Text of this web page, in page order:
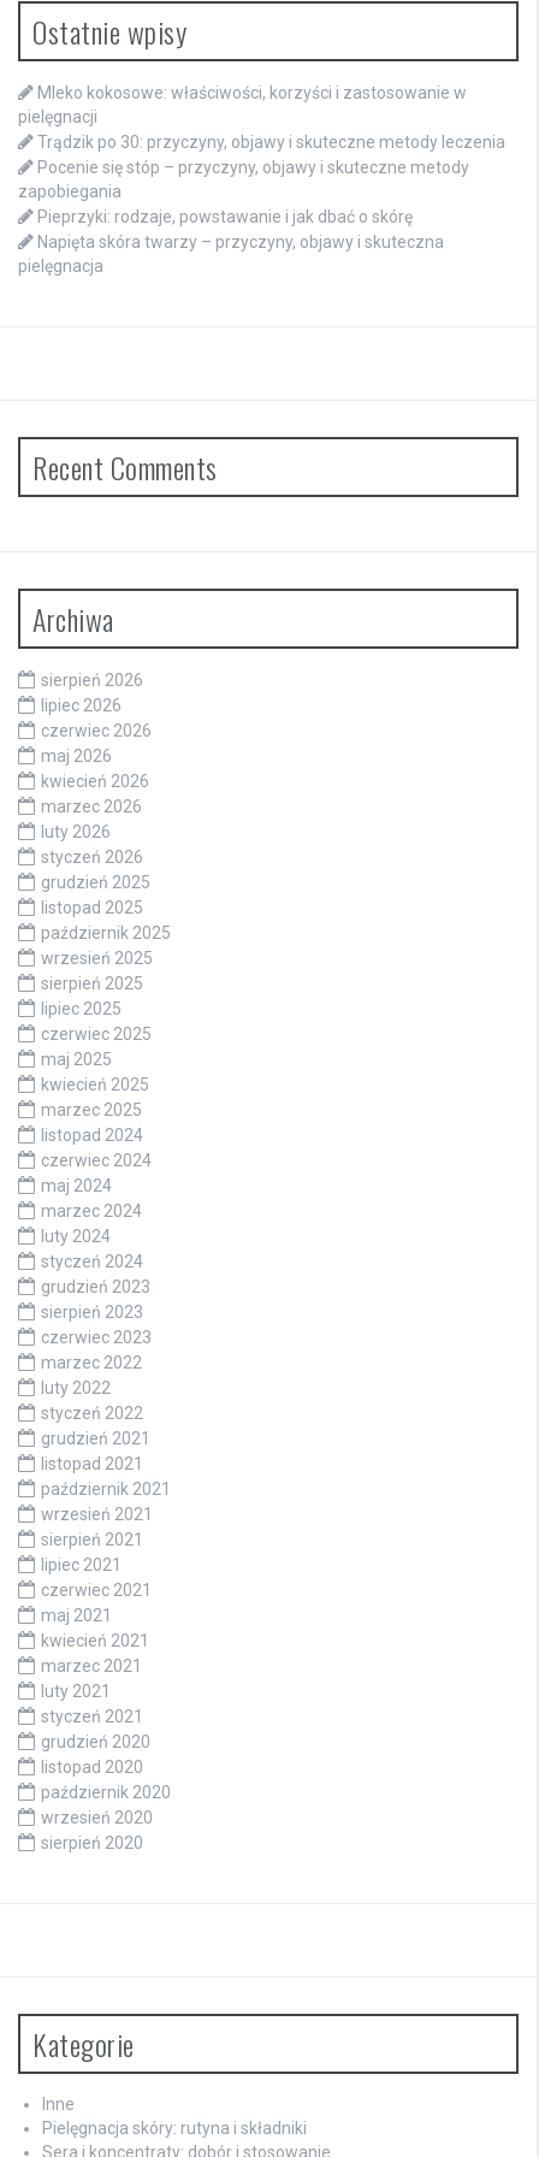
Ostatnie wpisy
Mleko kokosowe: właściwości, korzyści i zastosowanie w
pielęgnacji
Trądzik po 30: przyczyny, objawy i skuteczne metody leczenia
Pocenie się stóp – przyczyny, objawy i skuteczne metody
zapobiegania
Pieprzyki: rodzaje, powstawanie i jak dbać o skórę
Napięta skóra twarzy – przyczyny, objawy i skuteczna
pielęgnacja
Recent Comments
Archiwa
sierpień 2026
lipiec 2026
czerwiec 2026
maj 2026
kwiecień 2026
marzec 2026
luty 2026
styczeń 2026
grudzień 2025
listopad 2025
październik 2025
wrzesień 2025
sierpień 2025
lipiec 2025
czerwiec 2025
maj 2025
kwiecień 2025
marzec 2025
listopad 2024
czerwiec 2024
maj 2024
marzec 2024
luty 2024
styczeń 2024
grudzień 2023
sierpień 2023
czerwiec 2023
marzec 2022
luty 2022
styczeń 2022
grudzień 2021
listopad 2021
październik 2021
wrzesień 2021
sierpień 2021
lipiec 2021
czerwiec 2021
maj 2021
kwiecień 2021
marzec 2021
luty 2021
styczeń 2021
grudzień 2020
listopad 2020
październik 2020
wrzesień 2020
sierpień 2020
Kategorie
Inne
Pielęgnacja skóry: rutyna i składniki
Sera i koncentraty: dobór i stosowanie